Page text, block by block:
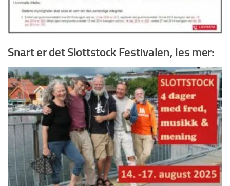
Snart er det Slottstock Festivalen, les mer: